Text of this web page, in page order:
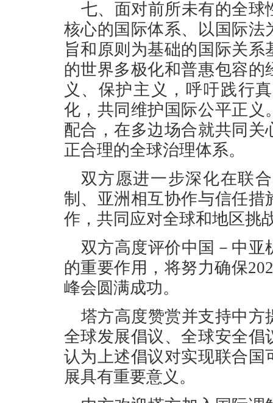
七、面对前所未有的全
核心的国际体系、以国际
旨和原则为基础的国际关
的世界多极化和普惠包容
义、保护主义，呼吁践行
化，共同维护国际公平正
配合，在多边场合就共同
正合理的全球治理体系。
双方愿进一步深化在联
制、亚洲相互协作与信任
作，共同应对全球和地区挑
双方高度评价中国－中
的重要作用，将努力确保
峰会圆满成功。
塔方高度赞赏并支持中
全球发展倡议、全球安全
认为上述倡议对实现联合
展具有重要意义。